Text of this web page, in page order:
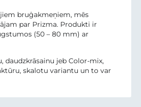
bruģakmeņiem, mēs
par Prizma. Produkti ir
(50 – 80 mm) ar
daudzkrāsainu jeb Color-mix,
skalotu variantu un to var